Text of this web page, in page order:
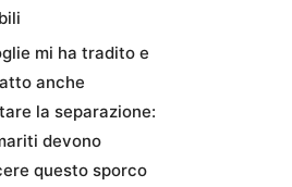
mi ha tradito e
anche
la separazione:
devono
questo sporco